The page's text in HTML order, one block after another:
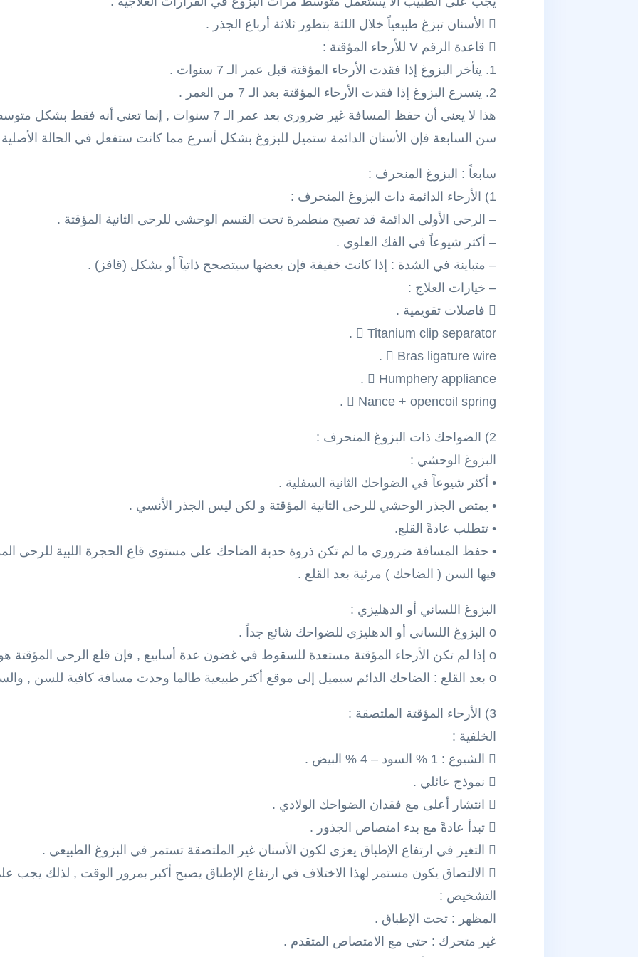
 الأسنان تبزغ طبيعياً خلال اللثة بتطور ثلاثة أرباع الجذر .
 قاعدة الرقم V للأرحاء المؤقتة :
1. يتأخر البزوغ إذا فقدت الأرحاء المؤقتة قبل عمر الـ 7 سنوات .
2. يتسرع البزوغ إذا فقدت الأرحاء المؤقتة بعد الـ 7 من العمر .
هذا لا يعني أن حفظ المسافة غير ضروري بعد عمر الـ 7 سنوات , إنما
سن السابعة فإن الأسنان الدائمة ستميل للبزوغ بشكل أسرع مما كانت ستفعل في الحالة
سابعاً : البزوغ المنحرف :
1) الأرحاء الدائمة ذات البزوغ المنحرف :
– الرحى الأولى الدائمة قد تصبح منطمرة تحت القسم الوحشي للرحى الثانية المؤقتة .
– أكثر شيوعاً في الفك العلوي .
– متباينة في الشدة : إذا كانت خفيفة فإن بعضها سيتصحح ذاتياً أو بشكل (قافز) .
– خيارات العلاج :
 فاصلات تقويمية .
 Titanium clip separator .
 Bras ligature wire .
 Humphery appliance .
 Nance + opencoil spring .
2) الضواحك ذات البزوغ المنحرف :
البزوغ الوحشي :
• أكثر شيوعاً في الضواحك الثانية السفلية .
• يمتص الجذر الوحشي للرحى الثانية المؤقتة و لكن ليس الجذر الأنسي .
• تتطلب عادةً القلع.
• حفظ المسافة ضروري ما لم تكن ذروة حدبة الضاحك على مستوى قاع الحجرة اللبية للرحى
فيها السن ( الضاحك ) مرئية بعد القلع .
البزوغ اللساني أو الدهليزي :
o البزوغ اللساني أو الدهليزي للضواحك شائع جداً .
o إذا لم تكن الأرحاء المؤقتة مستعدة للسقوط في غضون عدة أسابيع , فإن قلع الرحى المؤقتة هو خيار العلاج .
o بعد القلع : الضاحك الدائم سيميل إلى موقع أكثر طبيعية طالما وجدت مسافة كافية للسن , والسن الدائمة تكون فقط بازغة جزئياً .
3) الأرحاء المؤقتة الملتصقة :
الخلفية :
 الشيوع : 1 % السود – 4 % البيض .
 نموذج عائلي .
 انتشار أعلى مع فقدان الضواحك الولادي .
 تبدأ عادةً مع بدء امتصاص الجذور .
 التغير في ارتفاع الإطباق يعزى لكون الأسنان غير الملتصقة تستمر في البزوغ الطبيعي .
 الالتصاق يكون مستمر لهذا الاختلاف في ارتفاع الإطباق يصبح أكبر بمرور الوقت , لذلك يجب على الطبيب أن يراقب الحالة دورياً .
التشخيص :
المظهر : تحت الإطباق .
غير متحرك : حتى مع الامتصاص المتقدم .